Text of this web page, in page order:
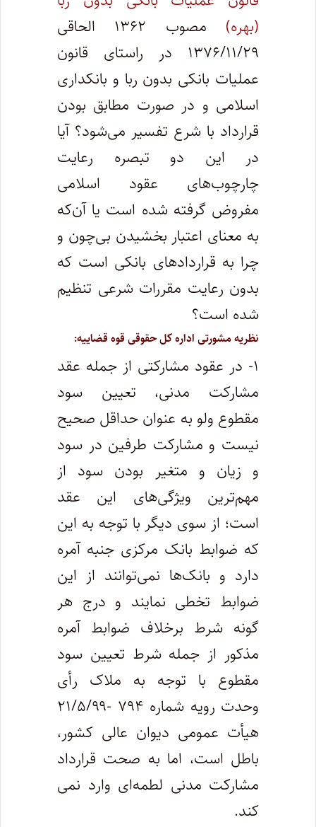
(بهره)
مصوب ۱۳۶۲ الحاقی
۱۳۷۶/۱۱/۲۹ در راستای قانون
عملیات بانکی بدون ربا و بانکداری
اسلامی و در صورت مطابق بودن
قرارداد با شرع تفسیر می‌شود؟ آیا
در این دو تبصره رعایت
چارچوب‌های عقود اسلامی
مفروض گرفته شده است یا آن‌که
به معنای اعتبار بخشیدن بی‌چون و
چرا به قراردادهای بانکی است که
بدون رعایت مقررات شرعی تنظیم
شده است؟
نظریه مشورتی اداره کل حقوقی قوه قضاییه:
۱- در عقود مشارکتی از جمله عقد
مشارکت مدنی، تعیین سود
مقطوع ولو به عنوان حداقل صحیح
نیست و مشارکت طرفین در سود
و زیان و متغیر بودن سود از
مهم‌ترین ویژگی‌های این عقد
است؛ از سوی دیگر با توجه به این
که ضوابط بانک مرکزی جنبه آمره
دارد و بانک‌ها نمی‌توانند از این
ضوابط تخطی نمایند و درج هر
گونه شرط برخلاف ضوابط آمره
مذکور از جمله شرط تعیین سود
مقطوع با توجه به ملاک رأی
وحدت رویه شماره ۷۹۴ -۲۱/۵/۹۹
هیأت عمومی دیوان عالی کشور،
باطل است، اما به صحت قرارداد
مشارکت مدنی لطمه‌ای وارد نمی
کند.